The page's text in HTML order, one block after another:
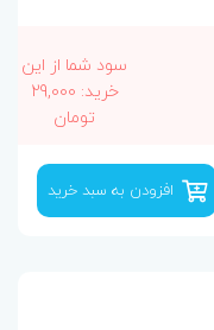
سود شما از این
خرید: 29,000
تومان
افزودن به سبد خرید